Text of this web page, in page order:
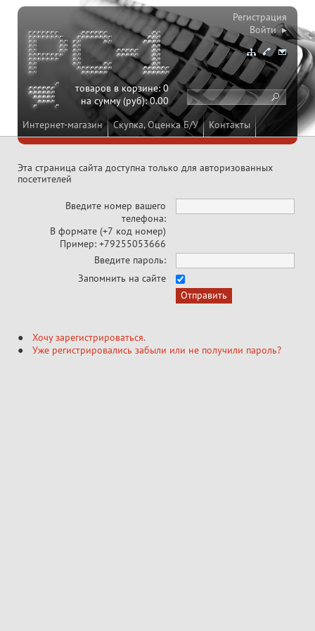
Интернет-магазин Скупка, Оценка Б/У Контакты
товаров в корзине:0
на сумму (руб):0.00
Регистрация
Войти ▸
Эта страница сайта доступна только для авторизованных
посетителей
Введите номер вашего
телефона:
В формате (+7 код номер)
Пример: +79255053666
Введите пароль:
Запомнить на сайте
Хочу зарегистрироваться.
Уже регистрировались забыли или не получили пароль?